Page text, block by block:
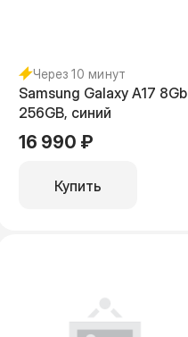
Через 10 минут
Samsung Galaxy A17 8Gb
256GB, синий
16 990 ₽
Купить